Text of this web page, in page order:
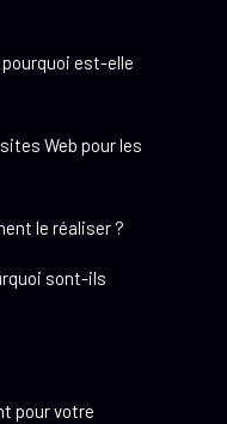
pourquoi est-elle
Web pour les
le réaliser ?
sont-ils
pour votre